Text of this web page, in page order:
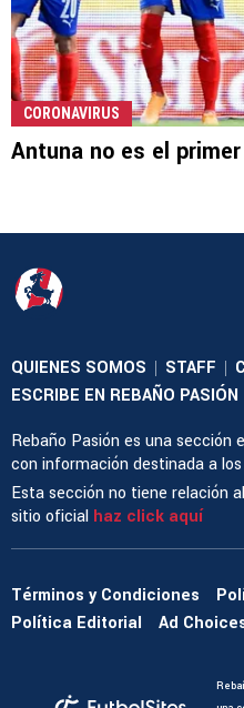
CORONAVIRUS
Antuna no es el
QUIENES SOMOS | STAFF |
ESCRIBE EN REBAÑO PASIÓN
Rebaño Pasión es una sección
con información destinada a
Esta sección no tiene relación
sitio oficial haz click aquí
Términos y Condiciones
Política Editorial
Ad